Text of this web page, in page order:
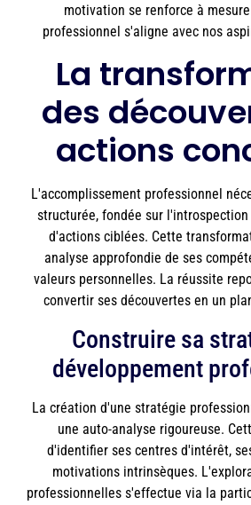
motivation se renforce à
professionnel s'aligne avec nos
La
des
actions
L'accomplissement professionnel
structurée, fondée sur
d'actions ciblées. Cette
analyse approfondie de ses
valeurs personnelles. La réussite
convertir ses découvertes en un
Construire sa
développement
La création d'une stratégie
une auto-analyse rigoureuse.
d'identifier ses centres d'intérêt,
motivations intrinsèques.
professionnelles s'effectue via la